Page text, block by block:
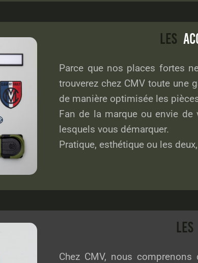
LES
Parce que nos places fortes
trouverez chez CMV toute une
de manière optimisée les
Fan de la marque ou envie de
lesquels vous démarquer.
Pratique, esthétique ou les
LES
Chez CMV, nous